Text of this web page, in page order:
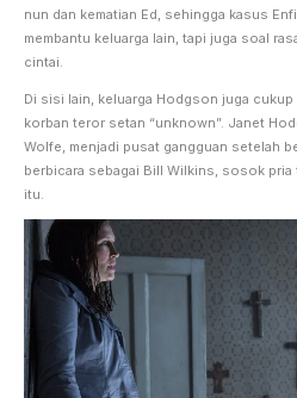
nun dan kematian Ed, sehingga kasus
membantu keluarga lain, tapi juga soal
cintai.
Di sisi lain, keluarga Hodgson juga
korban teror setan “unknown”. Janet
Wolfe, menjadi pusat gangguan setelah
berbicara sebagai Bill Wilkins, sosok pria
itu.